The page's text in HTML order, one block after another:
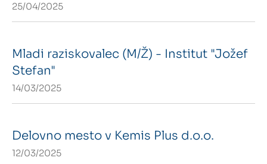
25/04/2025
Mladi raziskovalec (M/Ž) - Institut "Jožef
Stefan"
14/03/2025
Delovno mesto v Kemis Plus d.o.o.
12/03/2025